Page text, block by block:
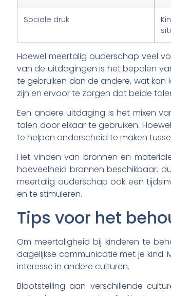
Sociale druk
Hoewel meertalig ouderschap veel
van de uitdagingen is het bepalen
te gebruiken dan de andere, wat kan
zijn en ervoor te zorgen dat beide
Een andere uitdaging is het mixen
talen door elkaar te gebruiken.
te helpen onderscheid te maken
Het vinden van bronnen en
hoeveelheid bronnen beschikbaar,
meertalig ouderschap ook een
en te stimuleren.
Tips voor het
Om meertaligheid bij kinderen te
dagelijkse communicatie met je kind.
interesse in andere culturen.
Blootstelling aan verschillende